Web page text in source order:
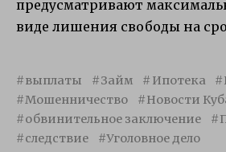
предусматривают
виде лишения свободы на
выплаты Займ Ипотека
Мошенничество
Новости
обвинительное заключение
следствие
Уголовное дело